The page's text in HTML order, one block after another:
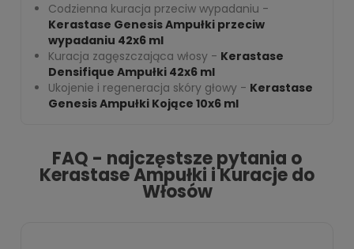
Codzienna kuracja przeciw wypadaniu -
Kerastase Genesis Ampułki przeciw
wypadaniu 42x6 ml
Kuracja zagęszczająca włosy - Kerastase
Densifique Ampułki 42x6 ml
Ukojenie i regeneracja skóry głowy - Kerastase
Genesis Ampułki Kojące 10x6 ml
FAQ - najczęstsze pytania o
Kerastase Ampułki i Kuracje do
Włosów